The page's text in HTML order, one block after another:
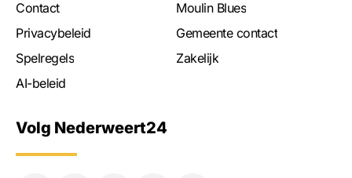
Contact
Privacybeleid
Spelregels
AI-beleid
Moulin Blues
Gemeente contact
Zakelijk
Volg Nederweert24